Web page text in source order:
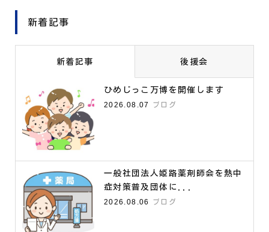
新着記事
新着記事 後援会
ひめじっこ万博を開催します
2026.08.07
ブログ
一般社団法人姫路薬剤師会を熱中
症対策普及団体に...
2026.08.06
ブログ